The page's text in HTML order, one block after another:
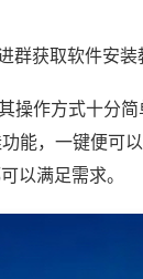
群获取软件安装
操作方式十分
能，一键便可
以满足需求。